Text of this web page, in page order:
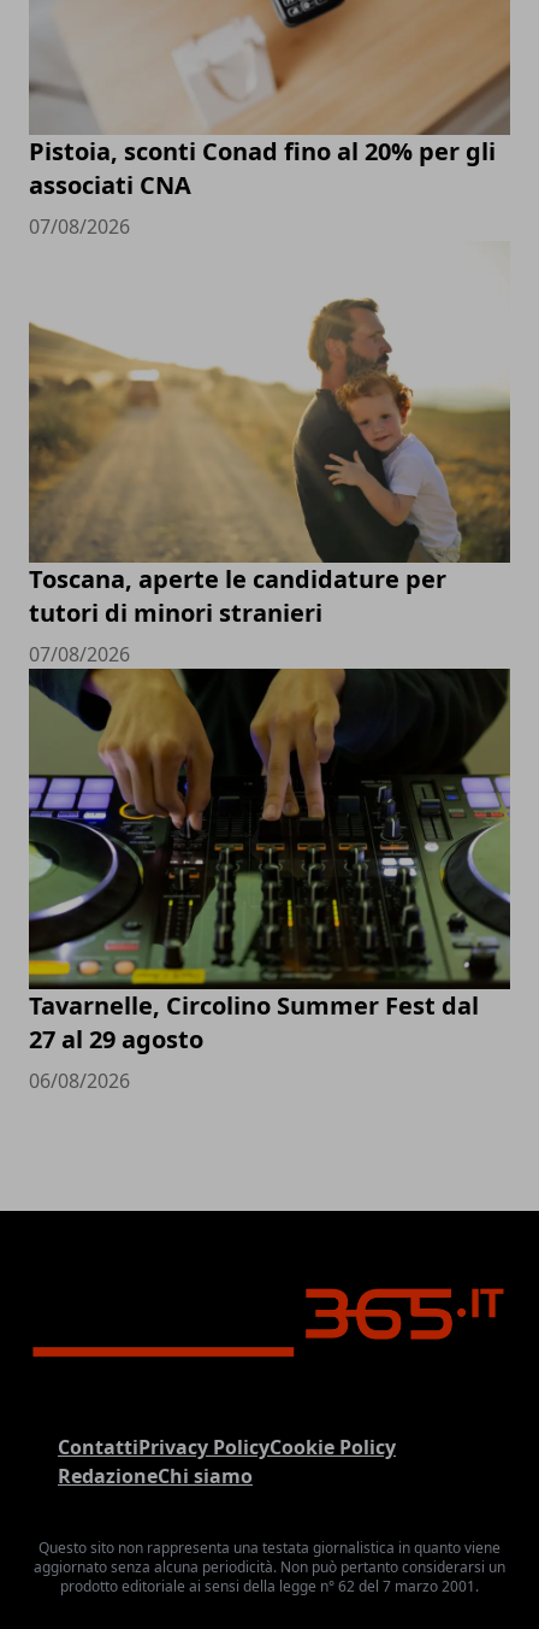
Pistoia, sconti Conad fino al 20% per gli
associati CNA
07/08/2026
Toscana, aperte le candidature per
tutori di minori stranieri
07/08/2026
Tavarnelle, Circolino Summer Fest dal
27 al 29 agosto
06/08/2026
ContattiPrivacy PolicyCookie Policy
RedazioneChi siamo
Questo sito non rappresenta una testata giornalistica in quanto viene
aggiornato senza alcuna periodicità. Non può pertanto considerarsi un
prodotto editoriale ai sensi della legge n° 62 del 7 marzo 2001.